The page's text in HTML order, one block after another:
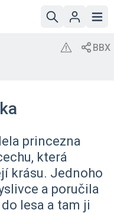
princezna
která
krásu. Jednoho
a poručila
lesa a tam ji